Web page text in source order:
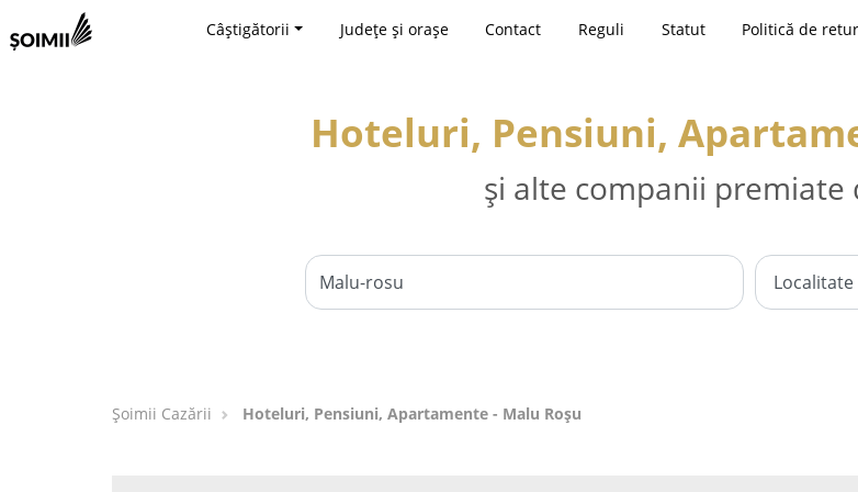
Câștigătorii Județe și orașe Contact Reguli Statut Politică de retur
Hoteluri, Pensiuni,
și alte companii premiate
Șoimii Cazării Hoteluri, Pensiuni, Apartamente - Malu Roşu